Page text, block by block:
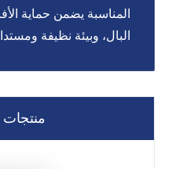
المناسبة يضمن حماية
البال، وبيئة نظيفة